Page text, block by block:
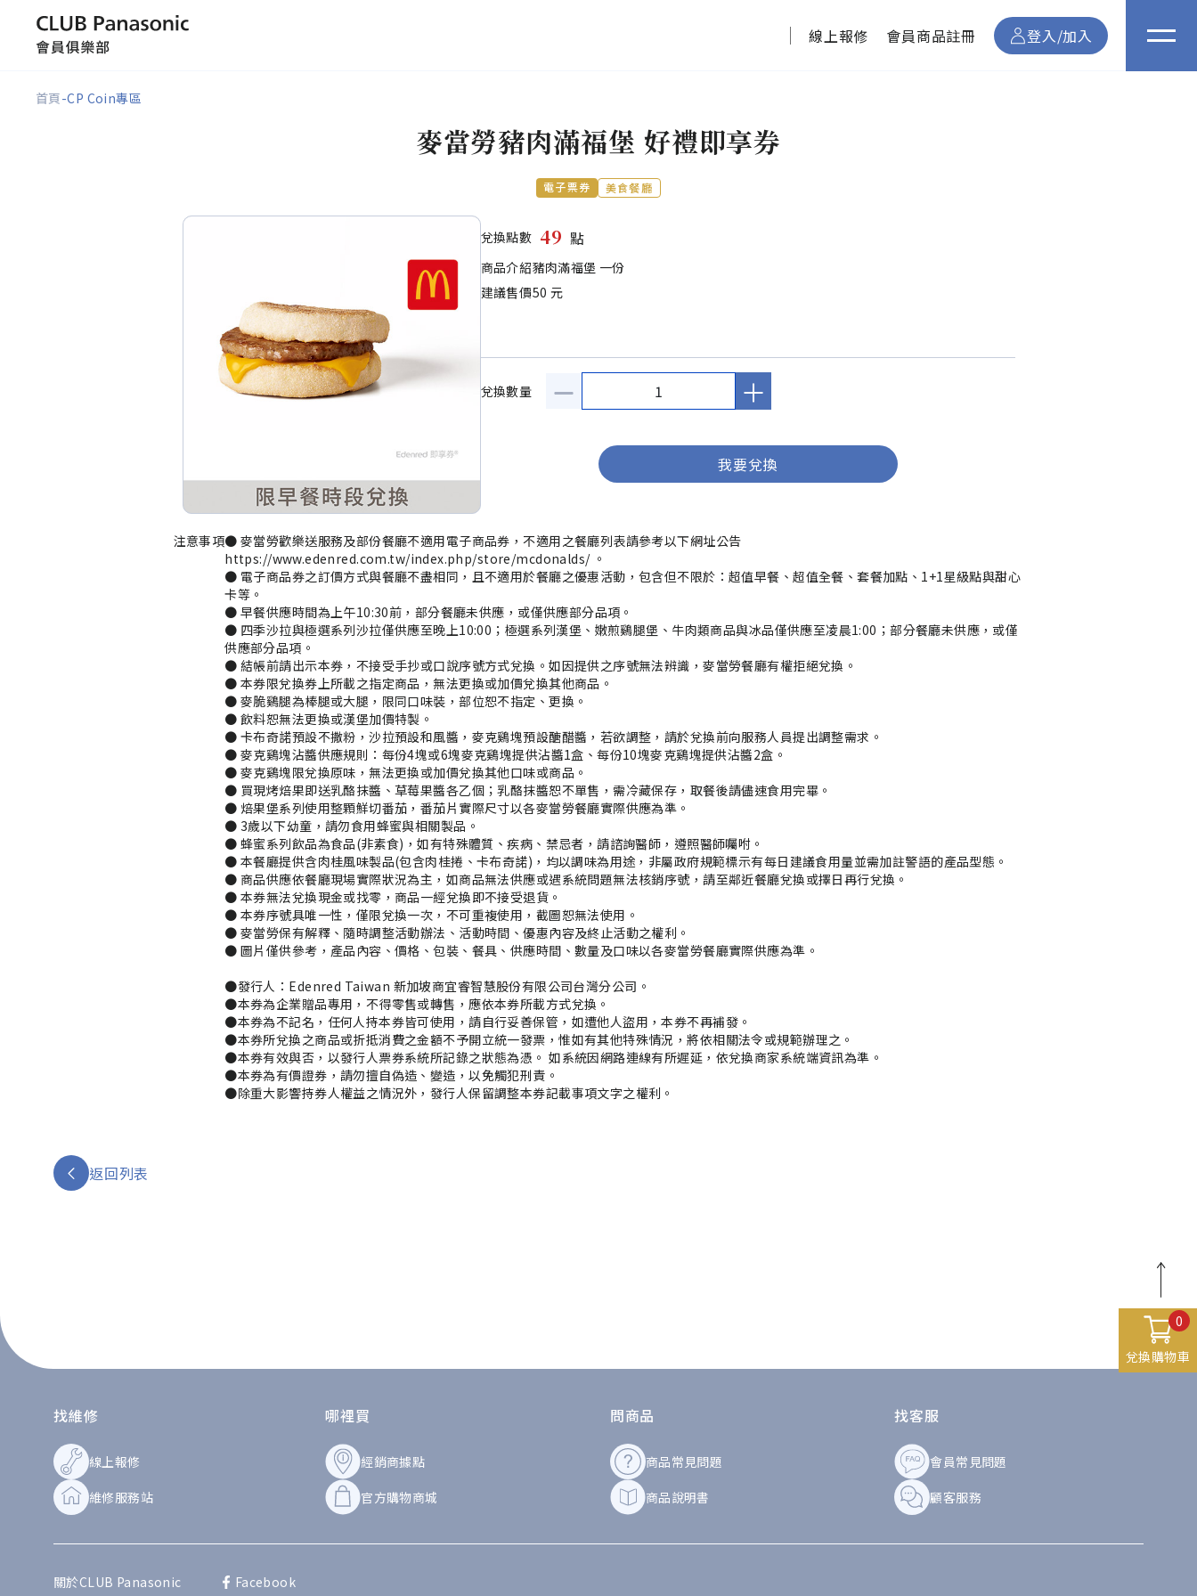
線上報修 會員商品註冊 登入/加入
兌換購物車
0
首頁-CP Coin專區
麥當勞豬肉滿福堡 好禮即享券
電子票券 美食餐廳
兌換點數 49 點
商品介紹豬肉滿福堡 一份
建議售價50 元
兌換數量 1
我要兌換
注意事項● 麥當勞歡樂送服務及部份餐廳不適用電子商品券，不適用之餐廳列表請參考以下網址公告
https://www.edenred.com.tw/index.php/store/mcdonalds/ 。
● 電子商品券之訂價方式與餐廳不盡相同，且不適用於餐廳之優惠活動，包含但不限於：超值早餐、超值全餐、套餐加點、1+1星級點與甜心
卡等。
● 早餐供應時間為上午10:30前，部分餐廳未供應，或僅供應部分品項。
● 四季沙拉與極選系列沙拉僅供應至晚上10:00；極選系列漢堡、嫩煎鷄腿堡、牛肉類商品與冰品僅供應至凌晨1:00；部分餐廳未供應，或僅
供應部分品項。
● 結帳前請出示本券，不接受手抄或口說序號方式兌換。如因提供之序號無法辨識，麥當勞餐廳有權拒絕兌換。
● 本券限兌換券上所載之指定商品，無法更換或加價兌換其他商品。
● 麥脆鷄腿為棒腿或大腿，限同口味裝，部位恕不指定、更換。
● 飲料恕無法更換或漢堡加價特製。
● 卡布奇諾預設不撒粉，沙拉預設和風醬，麥克鷄塊預設醣醋醬，若欲調整，請於兌換前向服務人員提出調整需求。
● 麥克鷄塊沾醬供應規則：每份4塊或6塊麥克鷄塊提供沾醬1盒、每份10塊麥克鷄塊提供沾醬2盒。
● 麥克鷄塊限兌換原味，無法更換或加價兌換其他口味或商品。
● 買現烤焙果即送乳酪抹醬、草莓果醬各乙個；乳酪抹醬恕不單售，需冷藏保存，取餐後請儘速食用完畢。
● 焙果堡系列使用整顆鮮切番茄，番茄片實際尺寸以各麥當勞餐廳實際供應為準。
● 3歲以下幼童，請勿食用蜂蜜與相關製品。
● 蜂蜜系列飲品為食品(非素食)，如有特殊體質、疾病、禁忌者，請諮詢醫師，遵照醫師囑咐。
● 本餐廳提供含肉桂風味製品(包含肉桂捲、卡布奇諾)，均以調味為用途，非屬政府規範標示有每日建議食用量並需加註警語的產品型態。
● 商品供應依餐廳現場實際狀況為主，如商品無法供應或遇系統問題無法核銷序號，請至鄰近餐廳兌換或擇日再行兌換。
● 本券無法兌換現金或找零，商品一經兌換即不接受退貨。
● 本券序號具唯一性，僅限兌換一次，不可重複使用，截圖恕無法使用。
● 麥當勞保有解釋、隨時調整活動辦法、活動時間、優惠內容及終止活動之權利。
● 圖片僅供參考，產品內容、價格、包裝、餐具、供應時間、數量及口味以各麥當勞餐廳實際供應為準。
●發行人：Edenred Taiwan 新加坡商宜睿智慧股份有限公司台灣分公司。
●本券為企業贈品專用，不得零售或轉售，應依本券所載方式兌換。
●本券為不記名，任何人持本券皆可使用，請自行妥善保管，如遭他人盜用，本券不再補發。
●本券所兌換之商品或折抵消費之金額不予開立統一發票，惟如有其他特殊情況，將依相關法令或規範辦理之。
●本券有效與否，以發行人票券系統所記錄之狀態為憑。 如系統因網路連線有所遲延，依兌換商家系統端資訊為準。
●本券為有價證券，請勿擅自偽造、變造，以免觸犯刑責。
●除重大影響持券人權益之情況外，發行人保留調整本券記載事項文字之權利。
返回列表
找維修
線上報修
維修服務站
哪裡買
經銷商據點
官方購物商城
問商品
商品常見問題
商品說明書
找客服
會員常見問題
顧客服務
關於CLUB Panasonic Facebook